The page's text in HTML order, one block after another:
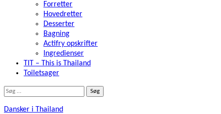
Forretter
Hovedretter
Desserter
Bagning
Actifry opskrifter
Ingredienser
TIT – This is Thailand
Toiletsager
Søg
Dansker i Thailand